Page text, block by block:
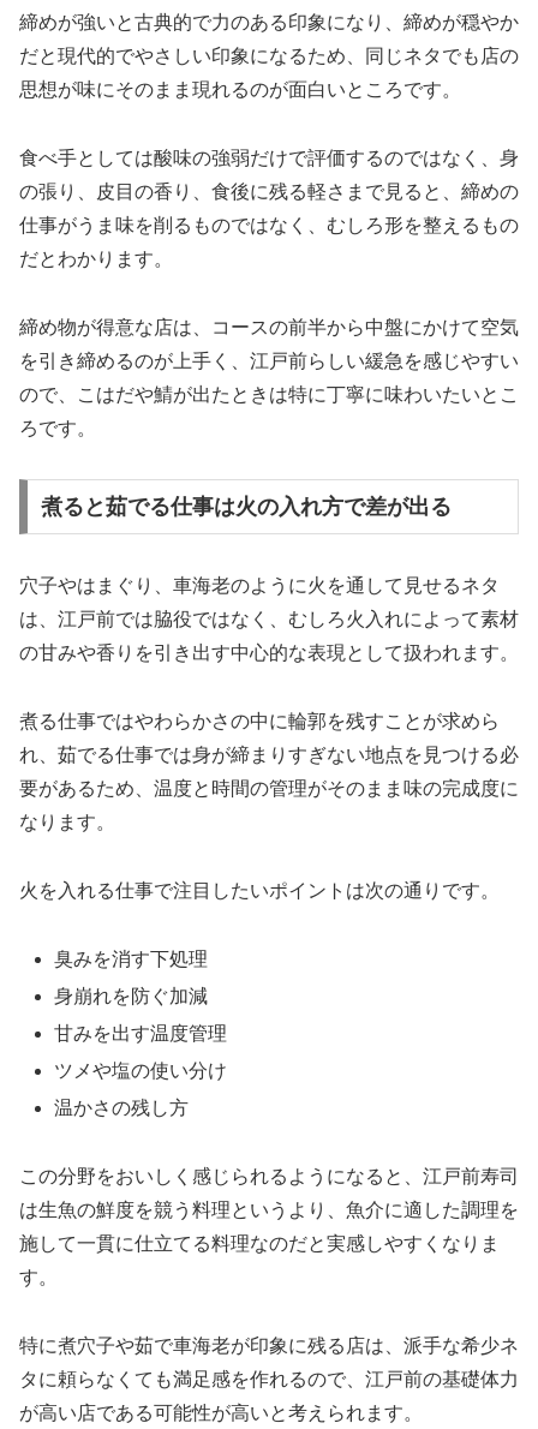
締めが強いと古典的で力のある印象になり、締めが穏やか
だと現代的でやさしい印象になるため、同じネタでも店の
思想が味にそのまま現れるのが面白いところです。
食べ手としては酸味の強弱だけで評価するのではなく、身
の張り、皮目の香り、食後に残る軽さまで見ると、締めの
仕事がうま味を削るものではなく、むしろ形を整えるもの
だとわかります。
締め物が得意な店は、コースの前半から中盤にかけて空気
を引き締めるのが上手く、江戸前らしい緩急を感じやすい
ので、こはだや鯖が出たときは特に丁寧に味わいたいとこ
ろです。
煮ると茹でる仕事は火の入れ方で差が出る
穴子やはまぐり、車海老のように火を通して見せるネタ
は、江戸前では脇役ではなく、むしろ火入れによって素材
の甘みや香りを引き出す中心的な表現として扱われます。
煮る仕事ではやわらかさの中に輪郭を残すことが求めら
れ、茹でる仕事では身が締まりすぎない地点を見つける必
要があるため、温度と時間の管理がそのまま味の完成度に
なります。
火を入れる仕事で注目したいポイントは次の通りです。
臭みを消す下処理
身崩れを防ぐ加減
甘みを出す温度管理
ツメや塩の使い分け
温かさの残し方
この分野をおいしく感じられるようになると、江戸前寿司
は生魚の鮮度を競う料理というより、魚介に適した調理を
施して一貫に仕立てる料理なのだと実感しやすくなりま
す。
特に煮穴子や茹で車海老が印象に残る店は、派手な希少ネ
タに頼らなくても満足感を作れるので、江戸前の基礎体力
が高い店である可能性が高いと考えられます。